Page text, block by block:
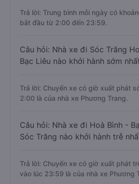
Trả lời: Trung bình mỗi ngày có
bắt đầu từ 2:00 đến 23:59.
Câu hỏi: Nhà xe đi Sóc Trăng
Bạc Liêu nào khởi hành sớm
Trả lời: Chuyến xe có giờ xuất phát
2:00 là của nhà xe Phương Trang.
Câu hỏi: Nhà xe đi Hoà Bình -
Sóc Trăng nào khởi hành trễ
Trả lời: Chuyến xe có giờ xuất phát
vào lúc 23:59 là của nhà xe Phương